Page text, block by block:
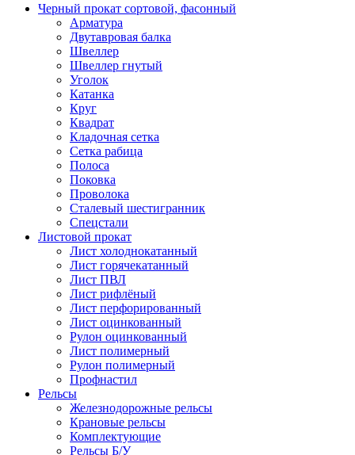
Черный прокат сортовой, фасонный
Арматура
Двутавровая балка
Швеллер
Швеллер гнутый
Уголок
Катанка
Круг
Квадрат
Кладочная сетка
Сетка рабица
Полоса
Поковка
Проволока
Сталевый шестигранник
Спецстали
Листовой прокат
Лист холоднокатанный
Лист горячекатанный
Лист ПВЛ
Лист рифлёный
Лист перфорированный
Лист оцинкованный
Рулон оцинкованный
Лист полимерный
Рулон полимерный
Профнастил
Рельсы
Железнодорожные рельсы
Крановые рельсы
Комплектующие
Рельсы Б/У